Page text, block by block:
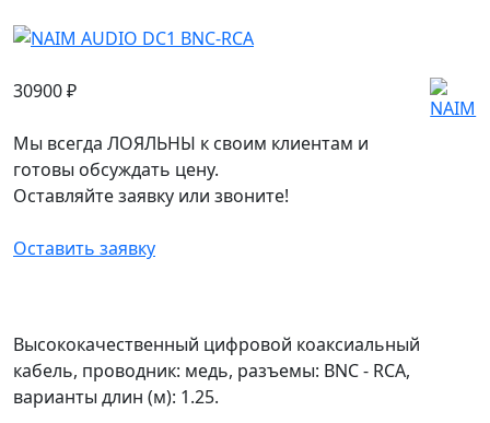
30900₽
Мы всегда ЛОЯЛЬНЫ к своим клиентам и
готовы обсуждать цену.
Оставляйте заявку или звоните!
Оставить заявку
Высококачественный цифровой коаксиальный
кабель, проводник: медь, разъемы: BNC - RCA,
варианты длин (м): 1.25.